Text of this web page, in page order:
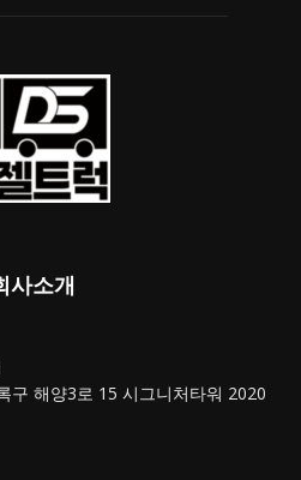
사소개
구 해양3로 15 시그니처타워 2020